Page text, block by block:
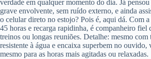
verdade em qualquer momento do dia. Já
grave envolvente, sem ruído externo, e ainda
o celular direto no estojo? Pois é, aqui dá. Com
45 horas e recarga rapidinha, é companheiro fiel
treinos ou longas reuniões. Detalhe: mesmo com
resistente à água e encaixa superbem no
mesmo para as horas mais agitadas ou relaxadas.